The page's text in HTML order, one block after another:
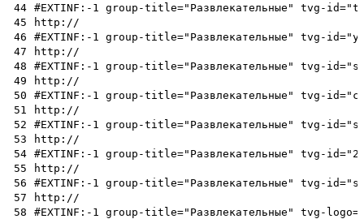
44 #EXTINF:-1 group-title="Развлекательные" tvg-
45
http://
46
#EXTINF:-1 group-title="Развлекательные" tvg-
47
http://
48
#EXTINF:-1 group-title="Развлекательные" tvg-
49
http://
50
#EXTINF:-1 group-title="Развлекательные" tvg-
51
http://
52
#EXTINF:-1 group-title="Развлекательные" tvg-
53
http://
54 #EXTINF:-1 group-title="Развлекательные" tvg-
55
http://
56
#EXTINF:-1 group-title="Развлекательные" tvg-
57
http://
58
#EXTINF:-1 group-title="Развлекательные" tvg-